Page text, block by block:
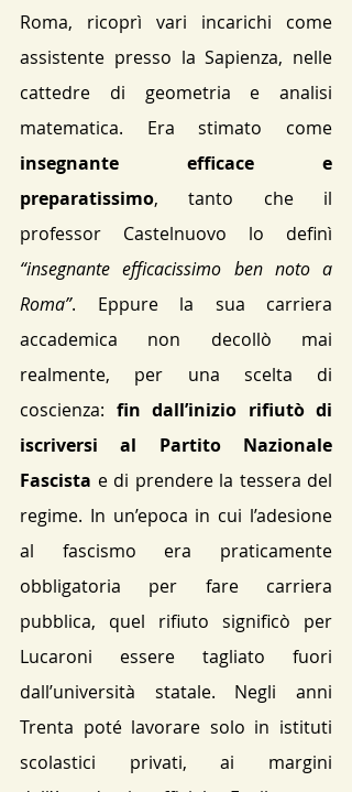
Roma, ricoprì vari incarichi come
assistente presso la Sapienza, nelle
cattedre di geometria e analisi
insegnante efficace e
preparatissimo, tanto che il
“insegnante efficacissimo ben noto a
Roma”​. Eppure la sua carriera
accademica non decollò mai
realmente, per una scelta di
coscienza: fin dall’inizio rifiutò di
iscriversi al Partito Nazionale
Fascista e di prendere la tessera del
regime​. In un’epoca in cui l’adesione
al fascismo era praticamente
obbligatoria per fare carriera
pubblica, quel rifiuto significò per
Lucaroni essere tagliato fuori
dall’università statale. Negli anni
Trenta poté lavorare solo in istituti
scolastici privati, ai margini